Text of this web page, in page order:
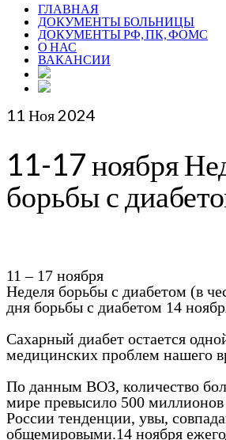
ГЛАВНАЯ
ДОКУМЕНТЫ БОЛЬНИЦЫ
ДОКУМЕНТЫ РФ, ПК, ФОМС
О НАС
ВАКАНСИИ
11 Ноя 2024
11-17 ноября
борьбы с
11 – 17 ноября
Неделя борьбы с диабетом (в
дня борьбы с диабетом 14
Сахарный диабет остается
медицинских проблем нашего
По данным ВОЗ, количество
мире превысило 500
России тенденции, увы,
общемировыми.14 ноября